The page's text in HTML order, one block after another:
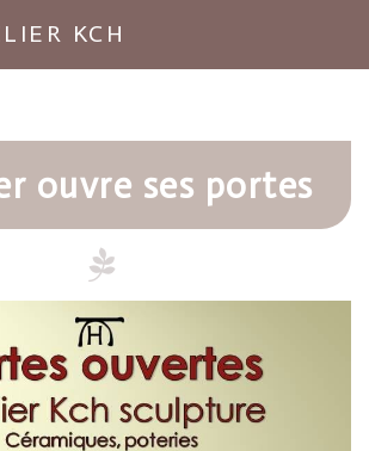
KCH
ouvre ses portes